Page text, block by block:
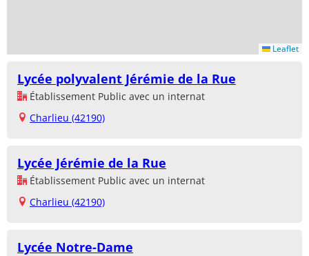
Leaflet
Lycée polyvalent Jérémie de la Rue
Établissement Public avec un internat
Charlieu (42190)
Lycée Jérémie de la Rue
Établissement Public avec un internat
Charlieu (42190)
Lycée Notre-Dame